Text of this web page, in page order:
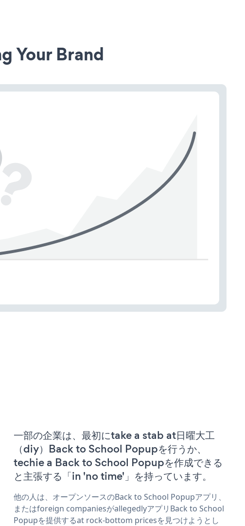
Your Brand
一部の企業は、最初にtake a stab at日曜大工
（diy）Back to School Popupを行うか、
techie a Back to School Popupを作成できる
と主張する「in 'no time'」を持っています。
他の人は、オープンソースのBack to School Popupアプリ、
またはforeign companiesがallegedlyアプリBack to School
Popupを提供するat rock-bottom pricesを見つけようとし